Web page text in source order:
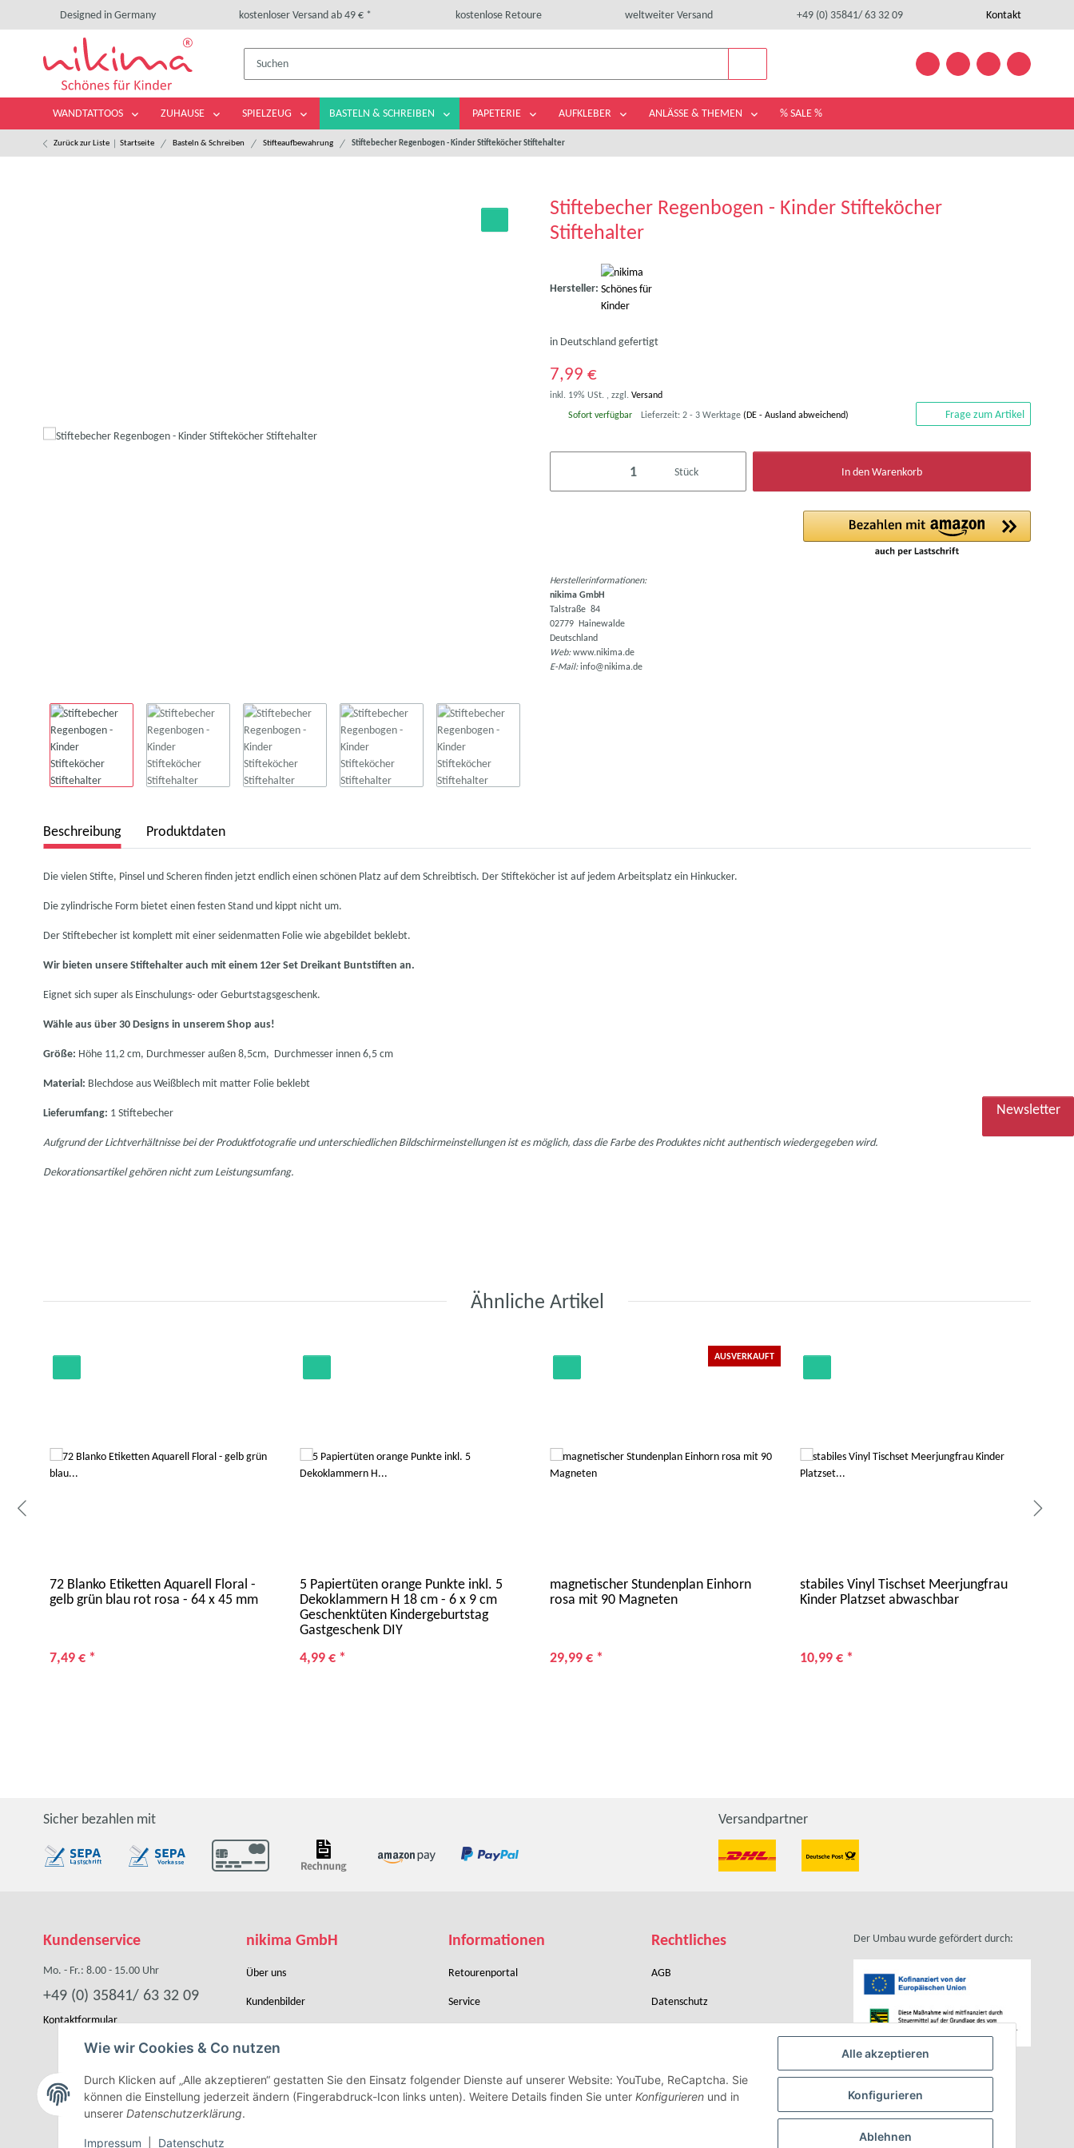
Alle akzeptieren
Konfigurieren
Ablehnen
Wie wir Cookies & Co nutzen
Durch Klicken auf „Alle akzeptieren“ gestatten Sie den Einsatz folgender Dienste auf unserer Website: YouTube, ReCaptcha. Sie
können die Einstellung jederzeit ändern (Fingerabdruck-Icon links unten). Weitere Details finden Sie unter Konfigurieren und in
unserer Datenschutzerklärung.
Impressum Datenschutz
Designed in Germany kostenloser Versand ab 49 € * kostenlose Retoure weltweiter Versand +49 (0) 35841/ 63 32 09 Kontakt
WANDTATTOOS ZUHAUSE SPIELZEUG BASTELN & SCHREIBEN PAPETERIE AUFKLEBER ANLÄSSE & THEMEN % SALE %
Zurück zur Liste Startseite Basteln & Schreiben Stifteaufbewahrung Stiftebecher Regenbogen - Kinder Stifteköcher Stiftehalter
Stiftebecher Regenbogen - Kinder Stifteköcher
Stiftehalter
Hersteller:
in Deutschland gefertigt
7,99 €
inkl. 19% USt. , zzgl. Versand
Sofort verfügbar
Lieferzeit: 2 - 3 Werktage (DE - Ausland abweichend) Frage zum Artikel
Stück In den Warenkorb
Herstellerinformationen:
nikima GmbH
Talstraße 84
02779 Hainewalde
Deutschland
Web:www.nikima.de
E-Mail:info@nikima.de
Beschreibung Produktdaten
Die vielen Stifte, Pinsel und Scheren finden jetzt endlich einen schönen Platz auf dem Schreibtisch. Der Stifteköcher ist auf jedem Arbeitsplatz ein Hinkucker.
Die zylindrische Form bietet einen festen Stand und kippt nicht um.
Der Stiftebecher ist komplett mit einer seidenmatten Folie wie abgebildet beklebt.
Wir bieten unsere Stiftehalter auch mit einem 12er Set Dreikant Buntstiften an.
Eignet sich super als Einschulungs- oder Geburtstagsgeschenk.
Wähle aus über 30 Designs in unserem Shop aus!
Größe: Höhe 11,2 cm, Durchmesser außen 8,5cm, Durchmesser innen 6,5 cm
Material: Blechdose aus Weißblech mit matter Folie beklebt
Lieferumfang: 1 Stiftebecher
Aufgrund der Lichtverhältnisse bei der Produktfotografie und unterschiedlichen Bildschirmeinstellungen ist es möglich, dass die Farbe des Produktes nicht authentisch wiedergegeben wird.
Dekorationsartikel gehören nicht zum Leistungsumfang.
Ähnliche Artikel
72 Blanko Etiketten Aquarell Floral -
gelb grün blau rot rosa - 64 x 45 mm
7,49 € *
5 Papiertüten orange Punkte inkl. 5
Dekoklammern H 18 cm - 6 x 9 cm
Geschenktüten Kindergeburtstag
Gastgeschenk DIY
4,99 € *
AUSVERKAUFT
magnetischer Stundenplan Einhorn
rosa mit 90 Magneten
29,99 € *
stabiles Vinyl Tischset Meerjungfrau
Kinder Platzset abwaschbar
10,99 € *
Sicher bezahlen mit Versandpartner
Kundenservice
Mo. - Fr.: 8.00 - 15.00 Uhr
+49 (0) 35841/ 63 32 09
Kontaktformular
nikima GmbH
Über uns
Kundenbilder
Kooperation
Informationen
Retourenportal
Service
Widerrufsrecht
Rechtliches
AGB
Datenschutz
Impressum
Der Umbau wurde gefördert durch:
Newsletter